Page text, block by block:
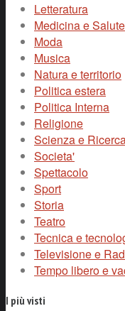
Letteratura
Medicina e Salute
Moda
Musica
Natura e territorio
Politica estera
Politica Interna
Religione
Scienza e
Societa'
Spettacolo
Sport
Storia
Teatro
Tecnica e
Televisione e
Tempo libero e
I più visti